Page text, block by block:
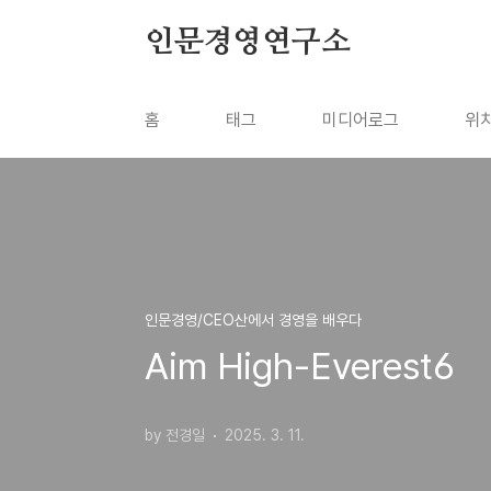
인문경영연구소
홈 태그 미디어로그 위
인문경영/CEO산에서 경영을 배우다
Aim High-Everest6
by 전경일 2025. 3. 11.